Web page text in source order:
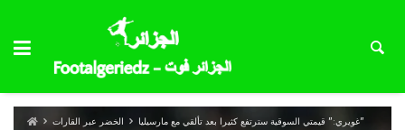
الخضر عبر القارات غويري:” قيمتي السوقية سترتفع كثيرا بعد تألقي مع مارسيليا”